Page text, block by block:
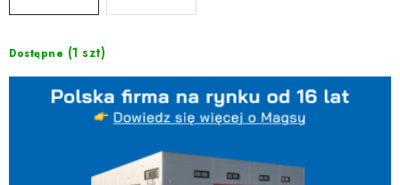
Dostępne (1 szt)